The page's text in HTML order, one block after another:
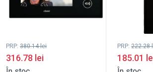
PRP: 380.14lei
316.78 lei
PRP: 222.28
185.01